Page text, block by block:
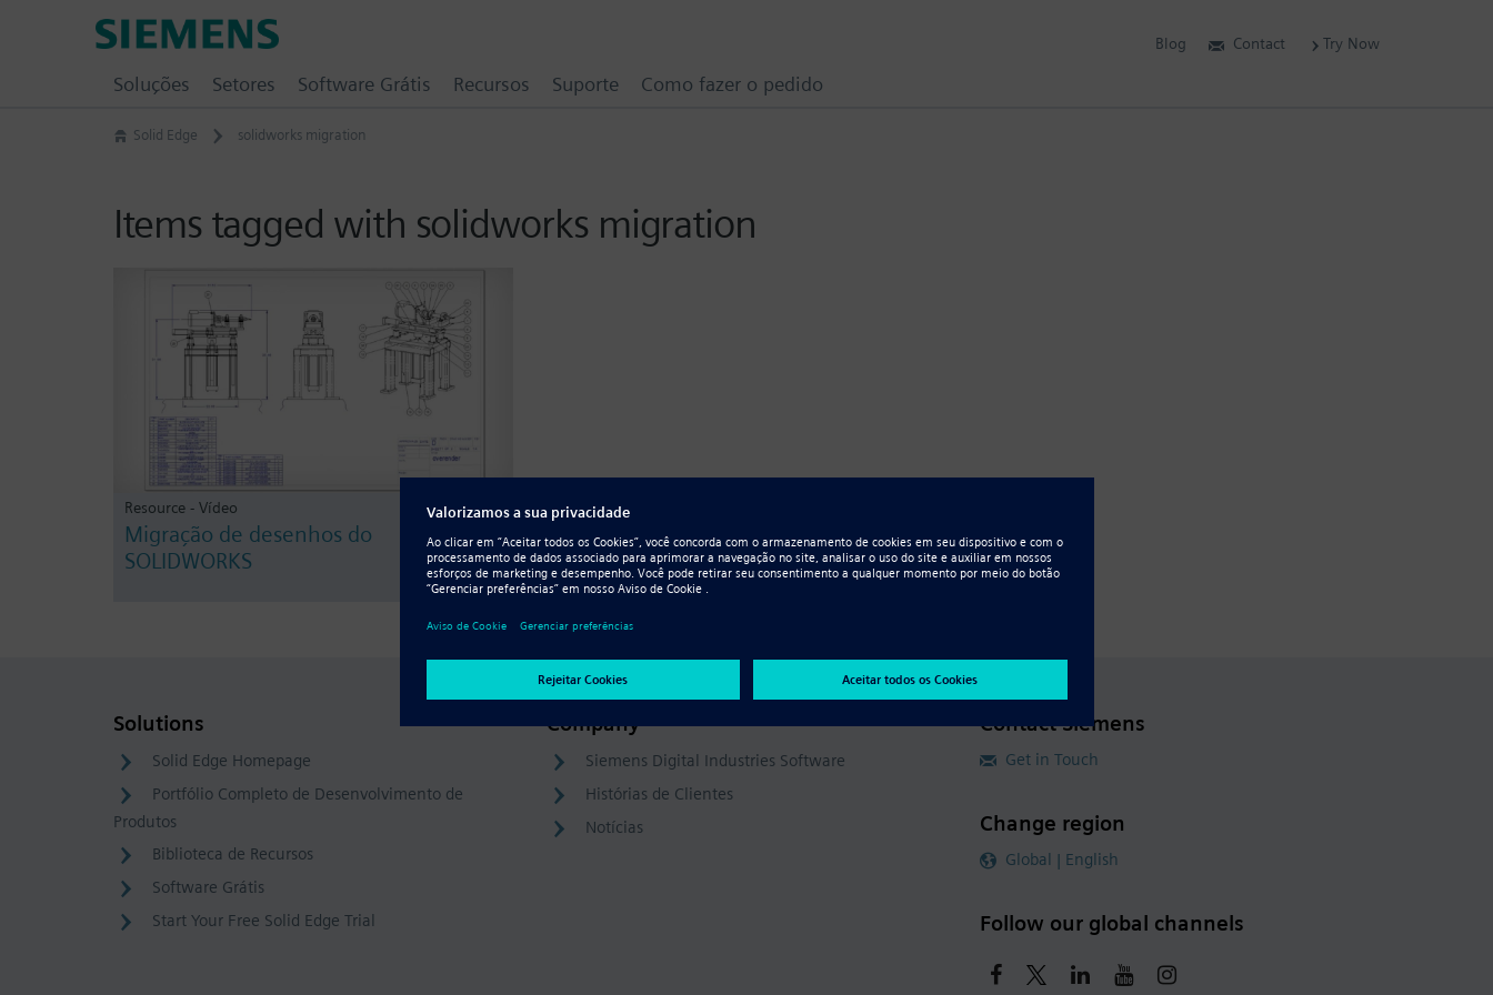
Solid Edge solidworks migration
Items tagged with solidworks migration
Resource - Vídeo
Migração de desenhos do
SOLIDWORKS
Solutions
Solid Edge Homepage
Portfólio Completo de Desenvolvimento de
Produtos
Biblioteca de Recursos
Software Grátis
Start Your Free Solid Edge Trial
Company
Siemens Digital Industries Software
Histórias de Clientes
Notícias
Contact Siemens
Get in Touch
Change region
Global | English
Follow our global channels
Blog Contact Try Now
Soluções Setores Software Grátis Recursos Suporte Como fazer o pedido